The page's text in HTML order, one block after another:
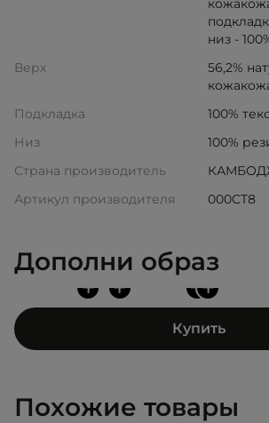
низ -
Верх
56,2%
Подкладка
100%
Низ
100%
Страна производитель
Артикул производителя
000CT8
Дополни образ
+
+ +
+
Купить
Похожие товары